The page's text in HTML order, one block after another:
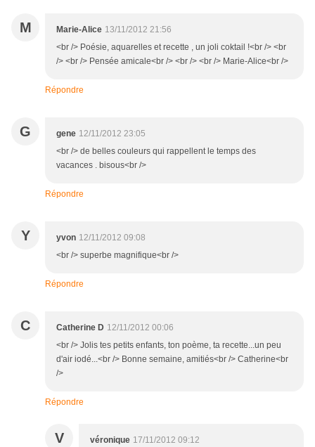
M Marie-Alice 13/11/2012 21:56
<br /> Poésie, aquarelles et recette , un joli coktail !<br /> <br
/> <br /> Pensée amicale<br /> <br /> <br /> Marie-Alice<br />
Répondre
G gene 12/11/2012 23:05
<br /> de belles couleurs qui rappellent le temps des
vacances . bisous<br />
Répondre
Y yvon 12/11/2012 09:08
<br /> superbe magnifique<br />
Répondre
C Catherine D 12/11/2012 00:06
<br /> Jolis tes petits enfants, ton poème, ta recette...un peu
d'air iodé...<br /> Bonne semaine, amitiés<br /> Catherine<br
/>
Répondre
V véronique 17/11/2012 09:12